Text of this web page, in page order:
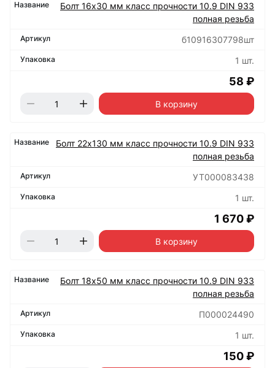
Болт 16х30 мм класс прочности 10.9 DIN 933
полная резьба
б10916307798шт
1 шт.
58 ₽
В корзину
Болт 22х130 мм класс прочности 10.9 DIN 933
полная резьба
УТ000083438
1 шт.
1 670 ₽
В корзину
Болт 18х50 мм класс прочности 10.9 DIN 933
полная резьба
П000024490
1 шт.
150 ₽